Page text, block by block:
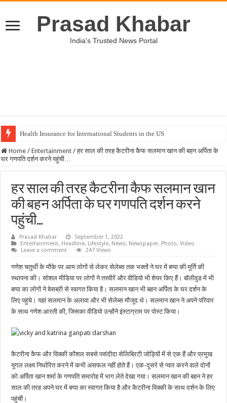
Prasad Khabar
India's Trusted News Portal
Health Insurance for International Students in the US
Home / Entertainment / हर साल की तरह कैटरीना कैफ सलमान खान की बहन अर्पिता के
घर गणपति दर्शन करने पहुंची…
हर साल की तरह कैटरीना कैफ सलमान खान
की बहन अर्पिता के घर गणपति दर्शन करने
पहुंची…
Prasad Khabar
September 1, 2022
Entertainment, Headline, Lifestyle, News, Newspaper, Photo,Video
Leave a comment
247 Views
गणेश चतुर्थी के मौके पर आम लोगों से लेकर सेलेब्स तक भक्तों ने घर में बप्पा की मूर्ति की
स्थापना की। सोशल मीडिया पर लोगों ने तस्वीरें और वीडियो भी शेयर किए हैं। बॉलीवुड में भी
बप्पा का लोगों ने बेसब्री से स्वागत किया है। सलमान खान भी बहन अर्पिता के घर दर्शन के
लिए पहुंचे। यहां सलमान के अलावा और भी सेलेब्स मौजूद थे। सलमान खान ने अपने परिवार
के साथ गणेश आरती की, जिसका वीडियो उन्होंने इंस्टाग्राम पर पोस्ट किया।
कैटरीना कैफ और विक्की कौशल सबसे पसंदीदा सेलिब्रिटी जोड़ियों में से एक हैं और प्रमुख
युगल लक्ष्य निर्धारित करने में कभी असफल नहीं होते हैं। एक-दूसरे से प्यार करने वाले दोनों
को अर्पिता खान शर्मा के गणपति समारोह में भाग लेते देखा गया। सलमान खान की बहन ने हर
साल की तरह अपने घर में बप्पा का स्वागत किया है और कैटरीना विक्की के साथ दर्शन के लिए
पहुंचीं।